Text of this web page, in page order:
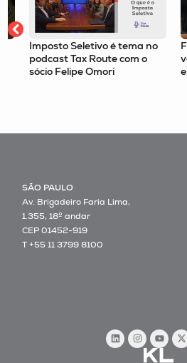
Imposto Seletivo é tema no
podcast Tax Route com o
sócio Felipe Omori
SÃO PAULO
Av. Brigadeiro Faria Lima,
1.355, 18º andar
CEP 01452-919
T +55 11 3799 8100